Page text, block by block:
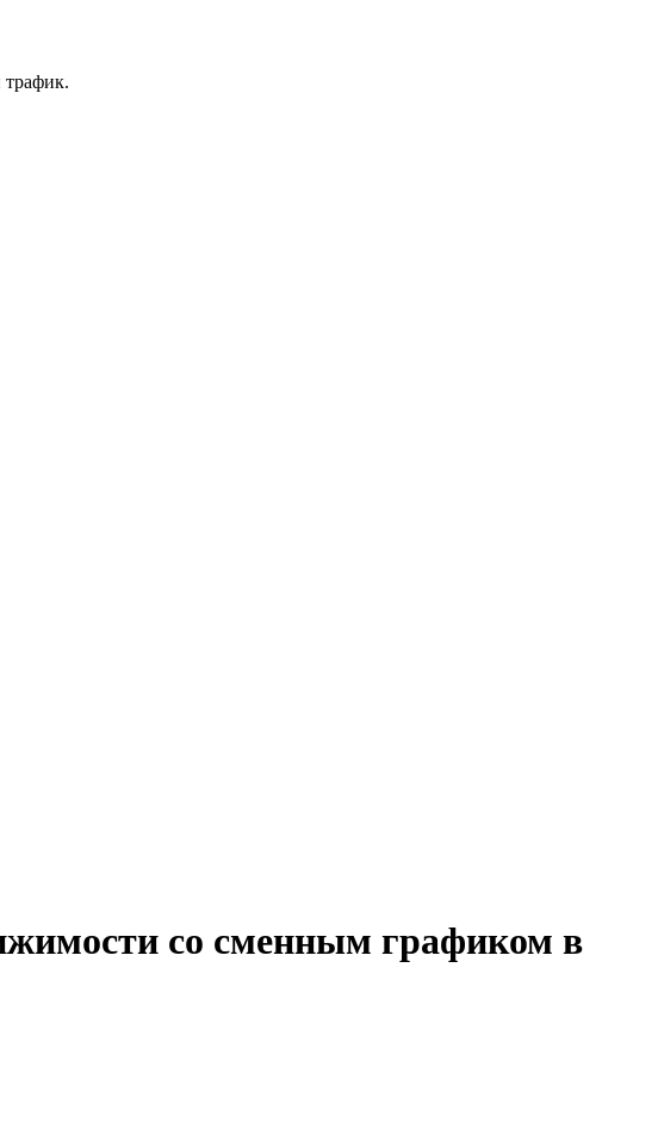
трафик.
со сменным графиком в